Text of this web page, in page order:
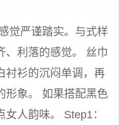
觉严谨踏实。与式样
、利落的感觉。 丝巾
衬衫的沉闷单调，再
形象。 如果搭配黑色
人韵味。 Step1：